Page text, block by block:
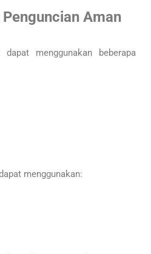
Aman
menggunakan beberapa
menggunakan: